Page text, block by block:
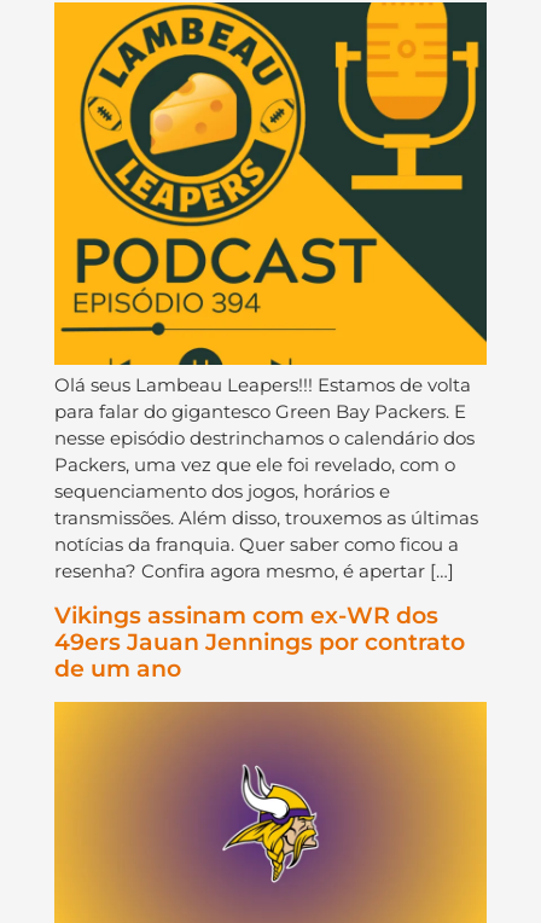
Olá seus Lambeau Leapers!!! Estamos de volta
para falar do gigantesco Green Bay Packers. E
nesse episódio destrinchamos o calendário dos
Packers, uma vez que ele foi revelado, com o
sequenciamento dos jogos, horários e
transmissões. Além disso, trouxemos as últimas
notícias da franquia. Quer saber como ficou a
resenha? Confira agora mesmo, é apertar […]
Vikings assinam com ex-WR dos
49ers Jauan Jennings por contrato
de um ano